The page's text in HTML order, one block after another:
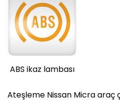
ABS ikaz lambası
Ateşleme Nissan Micra araç